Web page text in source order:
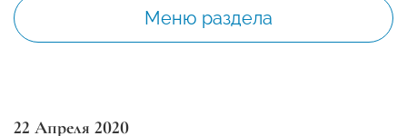
Меню раздела
22 Апреля 2020